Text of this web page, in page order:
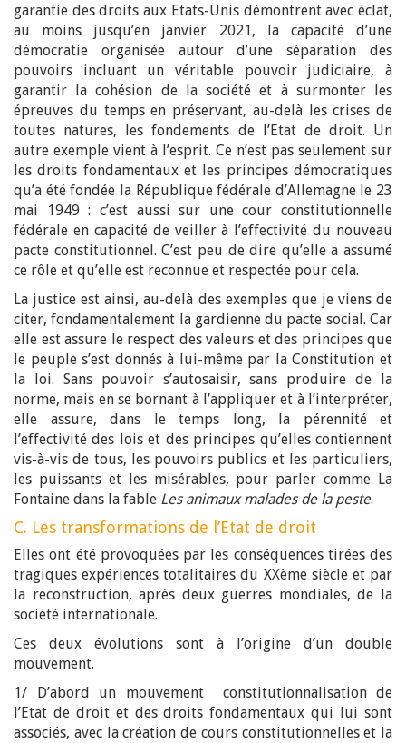
garantie des droits aux Etats-Unis démontrent avec éclat,
au moins jusqu’en janvier 2021, la capacité d’une
démocratie organisée autour d’une séparation des
pouvoirs incluant un véritable pouvoir judiciaire, à
garantir la cohésion de la société et à surmonter les
épreuves du temps en préservant, au-delà les crises de
toutes natures, les fondements de l’Etat de droit. Un
autre exemple vient à l’esprit. Ce n’est pas seulement sur
les droits fondamentaux et les principes démocratiques
qu’a été fondée la République fédérale d’Allemagne le 23
mai 1949 : c’est aussi sur une cour constitutionnelle
fédérale en capacité de veiller à l’effectivité du nouveau
pacte constitutionnel. C’est peu de dire qu’elle a assumé
ce rôle et qu’elle est reconnue et respectée pour cela.
La justice est ainsi, au-delà des exemples que je viens de
citer, fondamentalement la gardienne du pacte social. Car
elle est assure le respect des valeurs et des principes que
le peuple s’est donnés à lui-même par la Constitution et
la loi. Sans pouvoir s’autosaisir, sans produire de la
norme, mais en se bornant à l’appliquer et à l’interpréter,
elle assure, dans le temps long, la pérennité et
l’effectivité des lois et des principes qu’elles contiennent
vis-à-vis de tous, les pouvoirs publics et les particuliers,
les puissants et les misérables, pour parler comme La
Fontaine dans la fable Les animaux malades de la peste.
C. Les transformations de l’Etat de droit
Elles ont été provoquées par les conséquences tirées des
tragiques expériences totalitaires du XXème siècle et par
la reconstruction, après deux guerres mondiales, de la
société internationale.
Ces deux évolutions sont à l’origine d’un double
mouvement.
1/ D’abord un mouvement constitutionnalisation de
l’Etat de droit et des droits fondamentaux qui lui sont
associés, avec la création de cours constitutionnelles et la